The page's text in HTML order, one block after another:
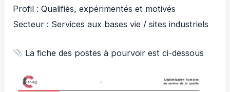
Profil : Qualifiés, expérimentés et motivés
Secteur : Services aux bases vie / sites industriels
La fiche des postes à pourvoir est ci-dessous